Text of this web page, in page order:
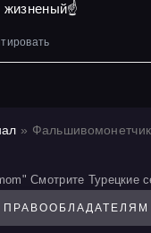
жизненый☝️
» Фальшивомонетчик
Смотрите Турецкие
ПРАВООБЛАДАТЕЛЯМ